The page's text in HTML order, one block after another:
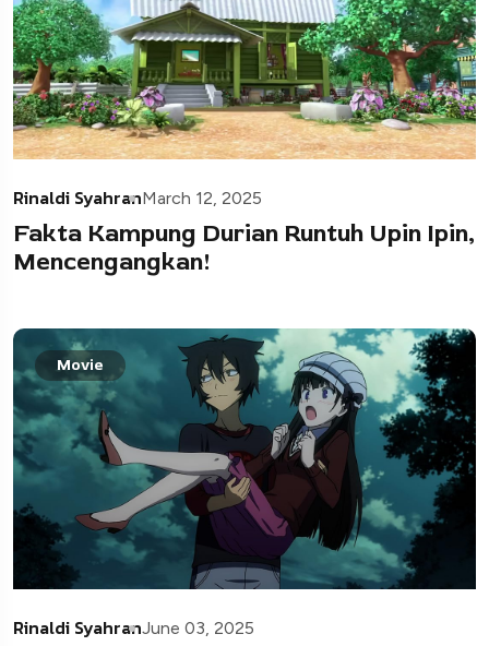
Rinaldi SyahranMarch 12, 2025
Fakta Kampung Durian Runtuh Upin Ipin,
Mencengangkan!
Movie
Rinaldi SyahranJune 03, 2025